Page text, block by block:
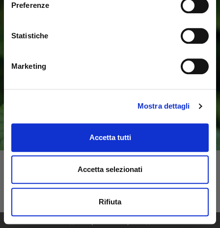
Preferenze
Statistiche
Marketing
Mostra dettagli
Accetta tutti
Accetta selezionati
Rifiuta